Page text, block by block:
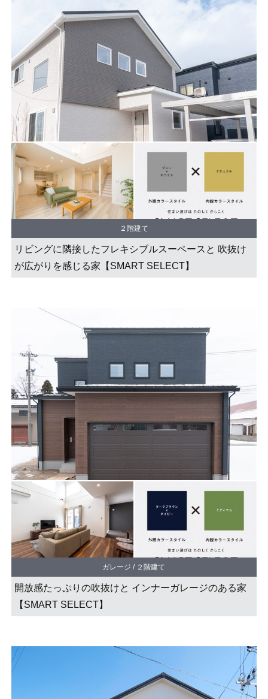
２階建て
リビングに隣接したフレキシブルスーペースと 吹抜け
が広がりを感じる家【SMART SELECT】
ガレージ / ２階建て
開放感たっぷりの吹抜けと インナーガレージのある家
【SMART SELECT】